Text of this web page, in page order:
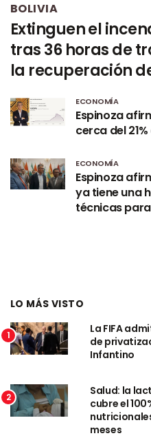
BOLIVIA
Extinguen el
tras 36 horas de
la recuperación
ECONOMÍA
Espinoza
cerca del
ECONOMÍA
Espinoza
ya tiene una
técnicas
LO MÁS VISTO
1
La FIFA
de
Infantino
2
Salud: la
cubre el
meses